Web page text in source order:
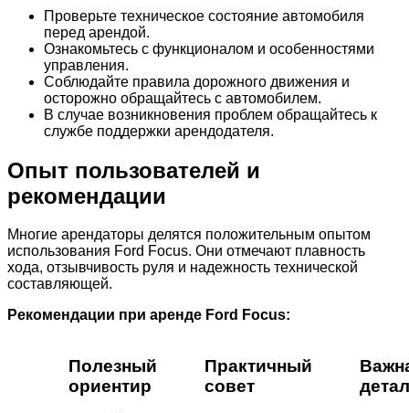
Проверьте техническое состояние автомобиля
перед арендой.
Ознакомьтесь с функционалом и особенностями
управления.
Соблюдайте правила дорожного движения и
осторожно обращайтесь с автомобилем.
В случае возникновения проблем обращайтесь к
службе поддержки арендодателя.
Опыт пользователей и
рекомендации
Многие арендаторы делятся положительным опытом
использования Ford Focus. Они отмечают плавность
хода, отзывчивость руля и надежность технической
составляющей.
Рекомендации при аренде Ford Focus:
Полезный
ориентир
Практичный
совет